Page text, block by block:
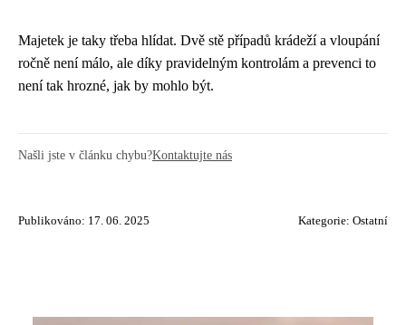
Majetek je taky třeba hlídat. Dvě stě případů krádeží a vloupání
ročně není málo, ale díky pravidelným kontrolám a prevenci to
není tak hrozné, jak by mohlo být.
Našli jste v článku chybu?Kontaktujte nás
Publikováno: 17. 06. 2025 Kategorie: Ostatní